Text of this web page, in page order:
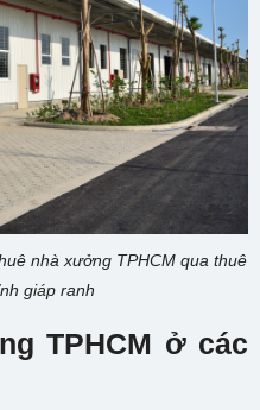
nhà xưởng TPHCM qua thuê
giáp ranh
TPHCM ở các